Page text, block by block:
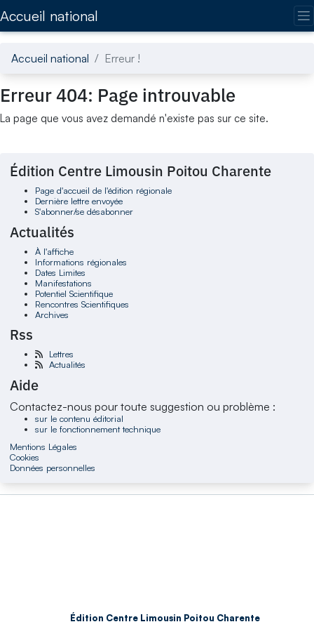
Accueil national
Accueil national Erreur !
Erreur 404: Page introuvable
La page que vous avez demandé n'existe pas sur ce site.
Édition Centre Limousin Poitou Charente
Page d'accueil de l'édition régionale
Dernière lettre envoyée
S'abonner/se désabonner
Actualités
À l'affiche
Informations régionales
Dates Limites
Manifestations
Potentiel Scientifique
Rencontres Scientifiques
Archives
Rss
Lettres
Actualités
Aide
Contactez-nous pour toute suggestion ou problème :
sur le contenu éditorial
sur le fonctionnement technique
Mentions Légales
Cookies
Données personnelles
Édition Centre Limousin Poitou Charente